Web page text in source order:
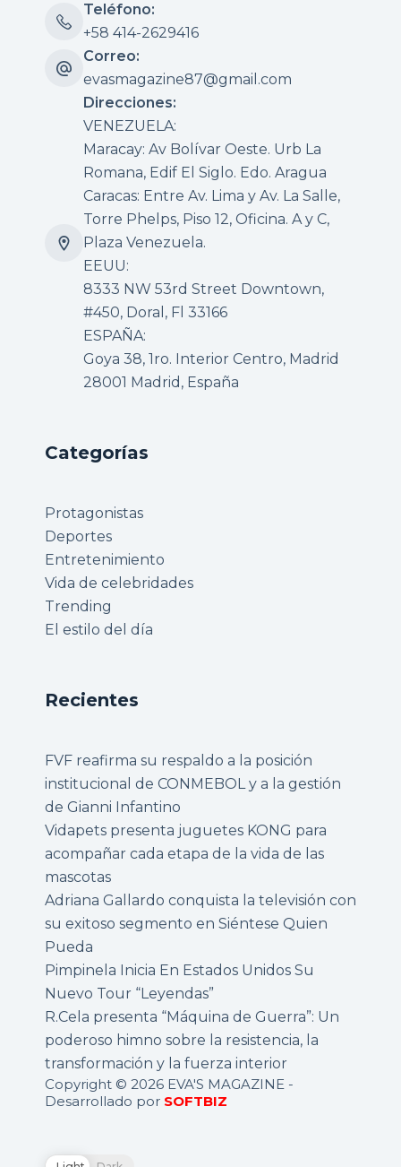
Teléfono:
+58 414-2629416
Correo:
evasmagazine87@gmail.com
Direcciones:
VENEZUELA:
Maracay: Av Bolívar Oeste. Urb La
Romana, Edif El Siglo. Edo. Aragua
Caracas: Entre Av. Lima y Av. La Salle,
Torre Phelps, Piso 12, Oficina. A y C,
Plaza Venezuela.
EEUU:
8333 NW 53rd Street Downtown,
#450, Doral, Fl 33166
ESPAÑA:
Goya 38, 1ro. Interior Centro, Madrid
28001 Madrid, España
Categorías
Protagonistas
Deportes
Entretenimiento
Vida de celebridades
Trending
El estilo del día
Recientes
FVF reafirma su respaldo a la posición
institucional de CONMEBOL y a la gestión
de Gianni Infantino
Vidapets presenta juguetes KONG para
acompañar cada etapa de la vida de las
mascotas
Adriana Gallardo conquista la televisión con
su exitoso segmento en Siéntese Quien
Pueda
Pimpinela Inicia En Estados Unidos Su
Nuevo Tour “Leyendas”
R.Cela presenta “Máquina de Guerra”: Un
poderoso himno sobre la resistencia, la
transformación y la fuerza interior
Copyright © 2026 EVA'S MAGAZINE -
Desarrollado por SOFTBIZ